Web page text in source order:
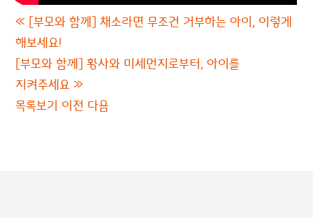
« [부모와 함께] 채소라면 무조건 거부하는 아이, 이렇게
해보세요!
[부모와 함께] 황사와 미세먼지로부터, 아이를
지켜주세요 »
목록보기 이전 다음